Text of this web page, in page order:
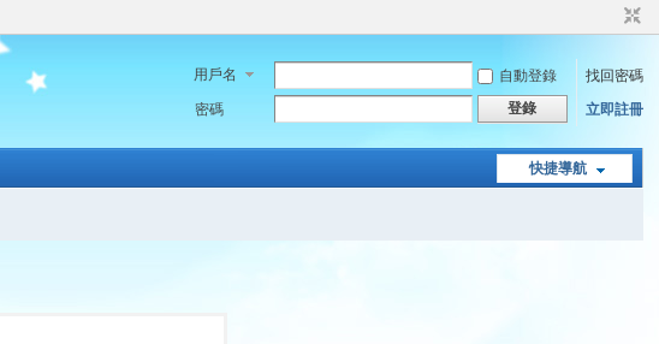
用戶名 自動登錄
找回密碼
密碼
登錄 立即註冊
快捷導航